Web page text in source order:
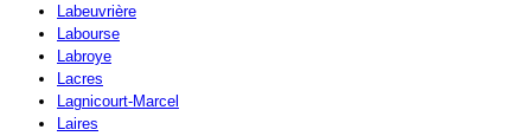
Labeuvrière
Labourse
Labroye
Lacres
Lagnicourt-Marcel
Laires